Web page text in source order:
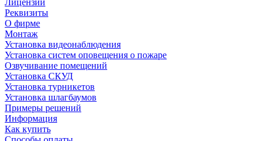
Лицензии
Реквизиты
О фирме
Монтаж
Установка видеонаблюдения
Установка систем оповещения о пожаре
Озвучивание помещений
Установка СКУД
Установка турникетов
Установка шлагбаумов
Примеры решений
Информация
Как купить